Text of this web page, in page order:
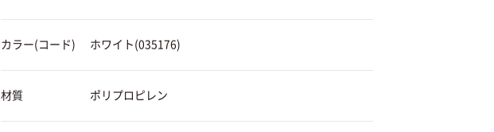
カラー(コード) ホワイト(035176)
材質 ポリプロピレン